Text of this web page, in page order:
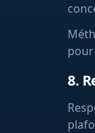
pour
8.